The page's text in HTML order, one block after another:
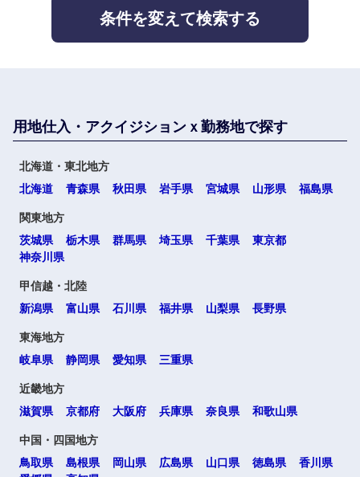
条件を変えて検索する
用地仕入・アクイジションｘ勤務地で探す
北海道・東北地方
北海道
青森県 秋田県 岩手県 宮城県 山形県 福島県
関東地方
茨城県
栃木県 群馬県 埼玉県 千葉県
東京都
神奈川県
甲信越・北陸
新潟県
富山県 石川県 福井県 山梨県 長野県
東海地方
岐阜県
静岡県 愛知県 三重県
近畿地方
滋賀県
京都府 大阪府 兵庫県 奈良県 和歌山県
中国・四国地方
鳥取県
島根県 岡山県 広島県 山口県 徳島県
香川県